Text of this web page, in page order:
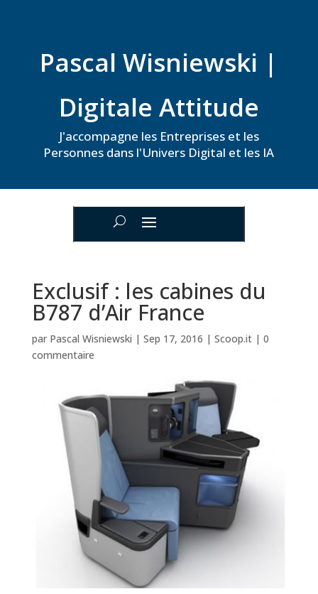
Pascal Wisniewski |
Digitale Attitude
J'accompagne les Entreprises et les
Personnes dans l'Univers Digital et les IA
Exclusif : les cabines du
B787 d’Air France
par Pascal Wisniewski | Sep 17, 2016 | Scoop.it| 0
commentaire